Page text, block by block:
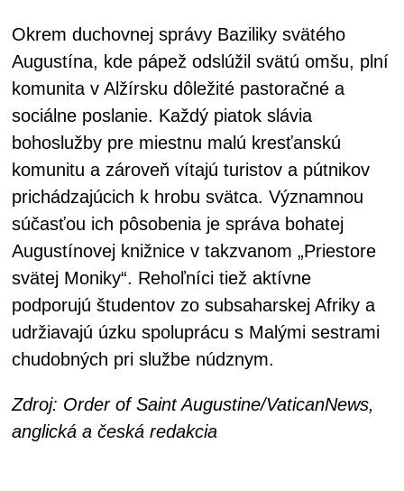
Okrem duchovnej správy Baziliky svätého
Augustína, kde pápež odslúžil svätú omšu, plní
komunita v Alžírsku dôležité pastoračné a
sociálne poslanie. Každý piatok slávia
bohoslužby pre miestnu malú kresťanskú
komunitu a zároveň vítajú turistov a pútnikov
prichádzajúcich k hrobu svätca. Významnou
súčasťou ich pôsobenia je správa bohatej
Augustínovej knižnice v takzvanom „Priestore
svätej Moniky“. Rehoľníci tiež aktívne
podporujú študentov zo subsaharskej Afriky a
udržiavajú úzku spoluprácu s Malými sestrami
chudobných pri službe núdznym.
Zdroj: Order of Saint Augustine/VaticanNews,
anglická a česká redakcia